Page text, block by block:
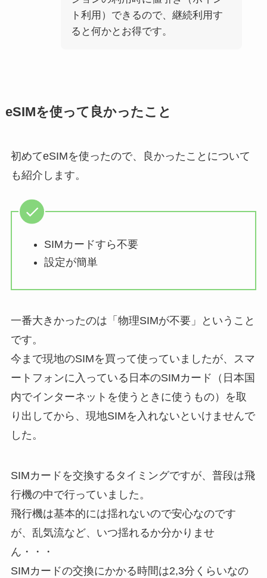
ト利用）できるので、継続利用す
ると何かとお得です。
eSIMを使って良かったこと
初めてeSIMを使ったので、良かったことについて
も紹介します。
SIMカードすら不要
設定が簡単
一番大きかったのは「物理SIMが不要」ということ
です。
今まで現地のSIMを買って使っていましたが、スマ
ートフォンに入っている日本のSIMカード（日本国
内でインターネットを使うときに使うもの）を取
り出してから、現地SIMを入れないといけませんで
した。
SIMカードを交換するタイミングですが、普段は飛
行機の中で行っていました。
飛行機は基本的には揺れないので安心なのです
が、乱気流など、いつ揺れるか分かりませ
ん・・・
SIMカードの交換にかかる時間は2,3分くらいなの